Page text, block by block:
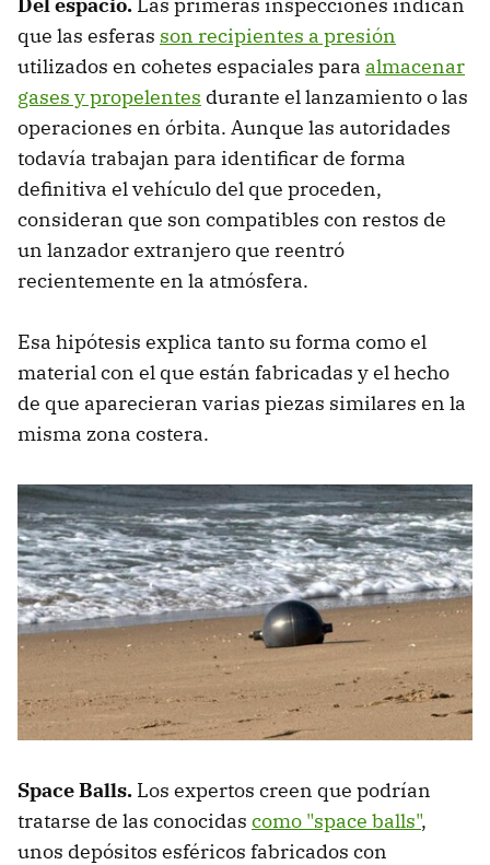
que las esferas son recipientes a presión
utilizados en cohetes espaciales para almacenar
gases y propelentes durante el lanzamiento o las
operaciones en órbita. Aunque las autoridades
todavía trabajan para identificar de forma
definitiva el vehículo del que proceden,
consideran que son compatibles con restos de
un lanzador extranjero que reentró
recientemente en la atmósfera.
Esa hipótesis explica tanto su forma como el
material con el que están fabricadas y el hecho
de que aparecieran varias piezas similares en la
misma zona costera.
Space Balls. Los expertos creen que podrían
tratarse de las conocidas como "space balls",
unos depósitos esféricos fabricados con